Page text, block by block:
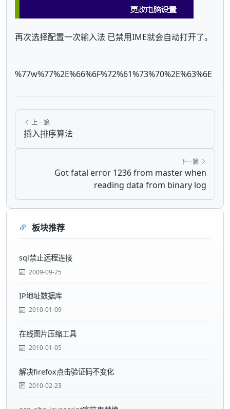
再次选择配置一次输入法 已禁用IME就会自动打开了。
%77w%77%2E%66%6F%72%61%73%70%2E%63%6E
上一篇
插入排序算法
下一篇
Got fatal error 1236 from master when
reading data from binary log
板块推荐
sql禁止远程连接
2009-09-25
IP地址数据库
2010-01-09
在线图片压缩工具
2010-01-05
解决firefox点击验证码不变化
2010-02-23